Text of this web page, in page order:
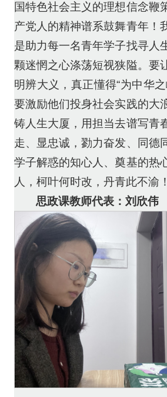
国特色社会主义的理想信念鞭
产党人的精神谱系鼓舞青年！
是助力每一名青年学子找寻人
颗迷惘之心涤荡短视狭隘。要
明辨大义，真正懂得“为中华
要激励他们投身社会实践的大
铸人生大厦，用担当去谱写青
走、显忠诚，勠力奋发、同德
学子解惑的知心人、奠基的热
人，柯叶何时改，丹青此不渝！
思政课教师代表：刘欣伟